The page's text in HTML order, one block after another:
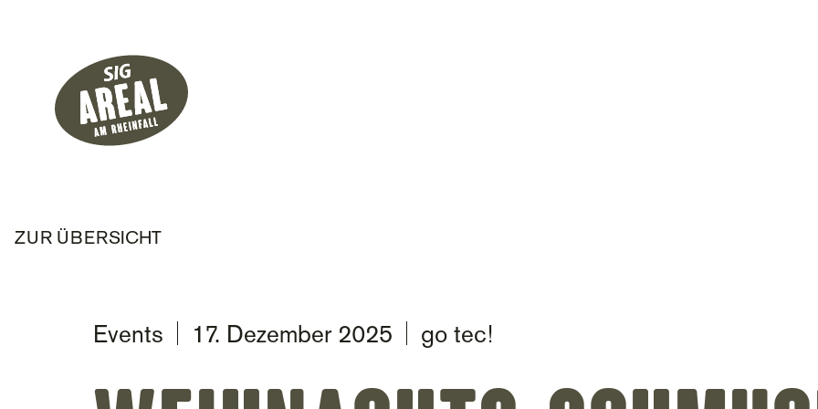
Header
SIG Gemeinnützige Stiftung
Hauptnavigation
ZUR ÜBERSICHT
Events 17. Dezember 2025 go tec!